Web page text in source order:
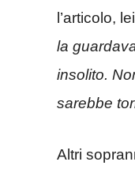
l’articolo,
la
insolito.
sarebbe
Altri